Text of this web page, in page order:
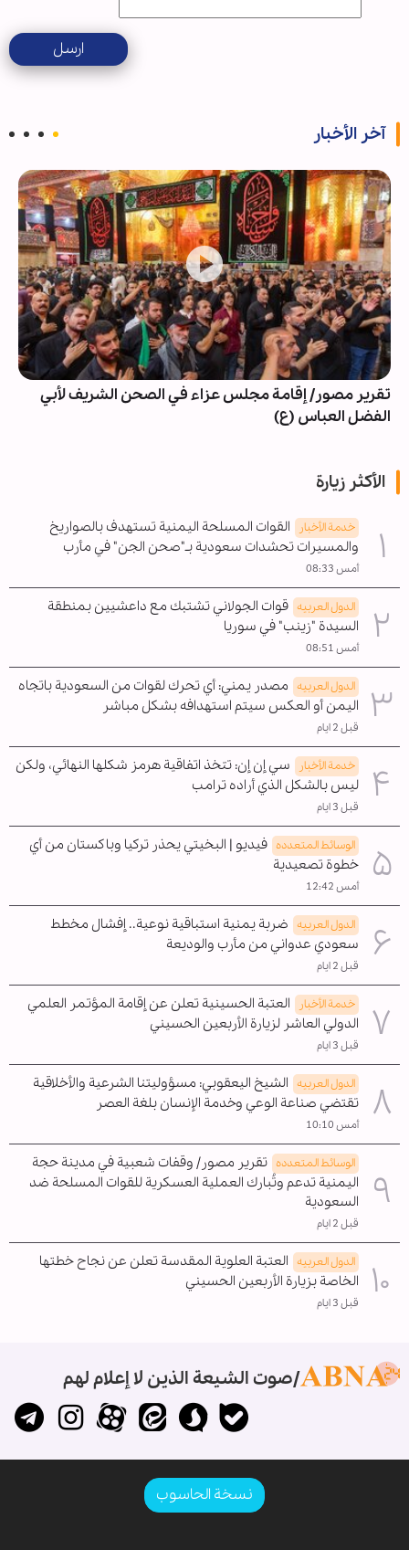
ارسل
آخر الأخبار
تقرير مصور/ إقامة مجلس عزاء في الصحن الشريف لأبي
الفضل العباس (ع)
الأكثر زيارة
خدمة الأخبار
القوات المسلحة اليمنية تستهدف بالصواريخ
والمسيرات تحشدات سعودية بـ"صحن الجن" في مأرب
أمس 08:33
الدول العربیه قوات الجولاني تشتبك مع داعشيين بمنطقة
السيدة "زينب" في سوريا
أمس 08:51
الدول العربیه مصدر يمني: أي تحرك لقوات من السعودية باتجاه
اليمن أو العكس سيتم استهدافه بشكل مباشر
قبل 2 ايام
خدمة الأخبار
سي إن إن: تتخذ اتفاقية هرمز شكلها النهائي، ولكن
ليس بالشكل الذي أراده ترامب
قبل 3 ايام
الوسائط المتعدده فيديو | البخيتي يحذر تركيا وباكستان من أي
خطوة تصعيدية
أمس 12:42
الدول العربیه ضربة يمنية استباقية نوعية.. إفشال مخطط
سعودي عدواني من مأرب والوديعة
قبل 2 ايام
خدمة الأخبار
العتبة الحسينية تعلن عن إقامة المؤتمر العلمي
الدولي العاشر لزيارة الأربعين الحسيني
قبل 3 ايام
الدول العربیه الشيخ اليعقوبي: مسؤوليتنا الشرعية والأخلاقية
تقتضي صناعة الوعي وخدمة الإنسان بلغة العصر
أمس 10:10
الوسائط المتعدده تقرير مصور/ وقفات شعبية في مدينة حجة
اليمنية تدعم وتُبارك العملية العسكرية للقوات المسلحة ضد
السعودية
قبل 2 ايام
الدول العربیه العتبة العلوية المقدسة تعلن عن نجاح خطتها
الخاصة بزيارة الأربعين الحسيني
قبل 3 ايام
صوت الشيعة الذين لا إعلام لهم
نسخة الحاسوب